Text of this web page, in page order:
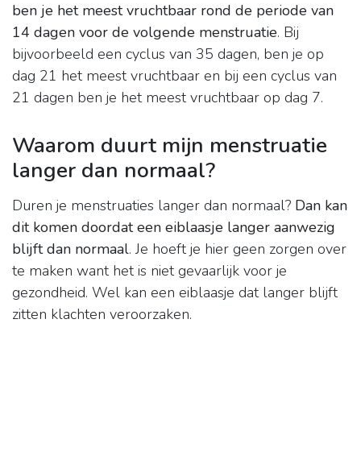
ben je het meest vruchtbaar rond de periode van
14 dagen voor de volgende menstruatie. Bij
bijvoorbeeld een cyclus van 35 dagen, ben je op
dag 21 het meest vruchtbaar en bij een cyclus van
21 dagen ben je het meest vruchtbaar op dag 7.
Waarom duurt mijn menstruatie
langer dan normaal?
Duren je menstruaties langer dan normaal? Dan kan
dit komen doordat een eiblaasje langer aanwezig
blijft dan normaal. Je hoeft je hier geen zorgen over
te maken want het is niet gevaarlijk voor je
gezondheid. Wel kan een eiblaasje dat langer blijft
zitten klachten veroorzaken.